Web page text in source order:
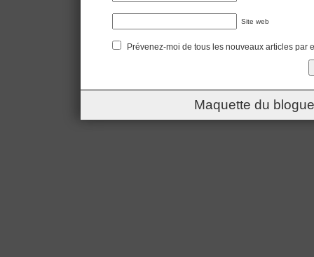
Site web
Prévenez-moi de tous les nouveaux articles par
Maquette du